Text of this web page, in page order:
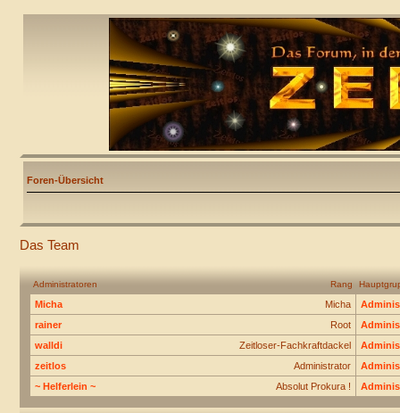
Foren-Übersicht
Das Team
Rang
Administratoren
Micha
Micha
Root
rainer
Zeitloser-Fachkraftdackel
walldi
Administrator
zeitlos
Absolut Prokura !
~ Helferlein ~